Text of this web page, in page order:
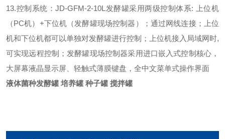
13.控制系统：JD-GFM-2-10L发酵罐采用两级控制体系: 上位机
（PC机）+下位机（发酵罐现场控制器）；通过网线连接；上位
机和下位机都可以单独对发酵罐进行控制；上位机接入局域网时,
可实现远程控制；发酵罐现场控制器采用进口嵌入式控制核心，
大屏幕液晶显示屏、轻触式薄膜键盘，全中文菜单式操作界面
液体菌种发酵罐 培养罐 种子罐 搅拌罐